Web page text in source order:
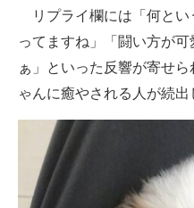
リプライ欄には「何とい
ってますね」「闘い方が
ぁ」といった反響が寄せ
ゃんに癒やされる人が続出